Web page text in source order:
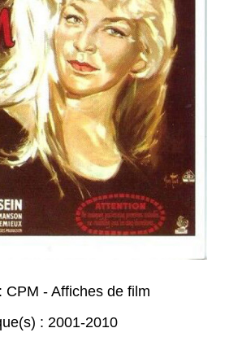
CPM - Affiches de film
: 2001-2010